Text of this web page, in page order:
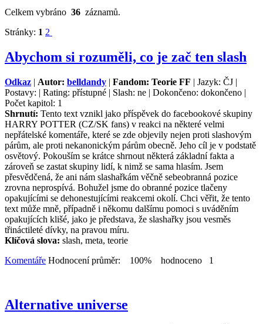
Celkem vybráno 36 záznamů.
Stránky: 1 2
Abychom si rozuměli, co je zač ten slash
Odkaz | Autor: belldandy | Fandom: Teorie FF | Jazyk: ČJ |
Postavy: | Rating: přístupné | Slash: ne | Dokončeno: dokončeno |
Počet kapitol: 1
Shrnutí: Tento text vznikl jako příspěvek do facebookové skupiny
HARRY POTTER (CZ/SK fans) v reakci na některé velmi
nepřátelské komentáře, které se zde objevily nejen proti slashovým
párům, ale proti nekanonickým párům obecně. Jeho cíl je v podstatě
osvětový. Pokouším se krátce shrnout některá základní fakta a
zároveň se zastat skupiny lidí, k nimž se sama hlasím. Jsem
přesvědčená, že ani nám slashařkám věčně sebeobranná pozice
zrovna neprospívá. Bohužel jsme do obranné pozice tlačeny
opakujícími se dehonestujícími reakcemi okolí. Chci věřit, že tento
text může mně, případně i někomu dalšímu pomoci s uváděním
opakujících klišé, jako je představa, že slashařky jsou vesměs
třináctileté dívky, na pravou míru.
Klíčová slova: slash, meta, teorie
Komentáře Hodnocení průměr: 100% hodnoceno 1
Alternative universe